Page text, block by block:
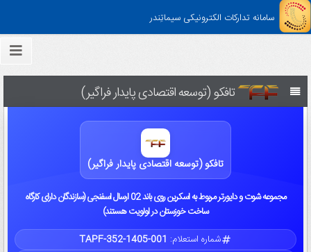
سامانه تدارکات الکترونیکی سیماتِندر
تافکو (توسعه اقتصادی پایدار فراگیر)
تافکو (توسعه اقتصادی پایدار فراگیر)
مجموعه شوت و دایورتر مربوط به اسکرین روی باند 02 ارسال اسفنجی (سازندگان دارای کارگاه
ساخت خوزستان در اولویت هستند)
شماره استعلام: TAPF-352-1405-001